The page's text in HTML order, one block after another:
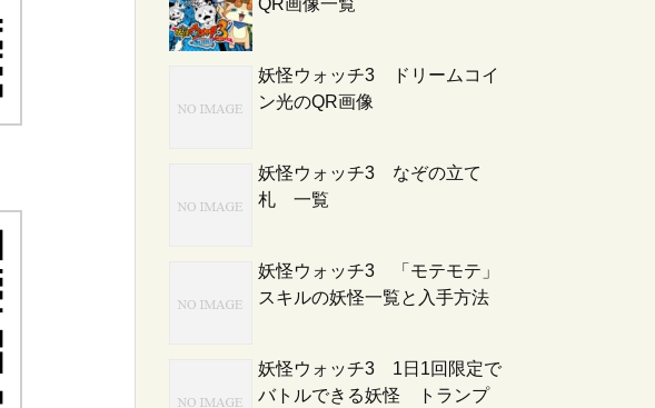
QR画像一覧
妖怪ウォッチ3 ドリームコイ
ン光のQR画像
妖怪ウォッチ3 なぞの立て
札 一覧
妖怪ウォッチ3 「モテモテ」
スキルの妖怪一覧と入手方法
妖怪ウォッチ3 1日1回限定で
バトルできる妖怪 トランプ